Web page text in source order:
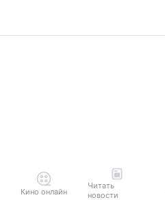
Кино онлайн
Читать
новости